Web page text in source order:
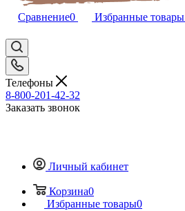
Сравнение0 Избранные товары
Телефоны
8-800-201-42-32
Заказать звонок
Личный кабинет
Корзина0
Избранные товары0